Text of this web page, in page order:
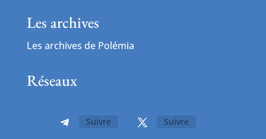
Les archives
Les archives de Polémia
Réseaux
Suivre Suivre